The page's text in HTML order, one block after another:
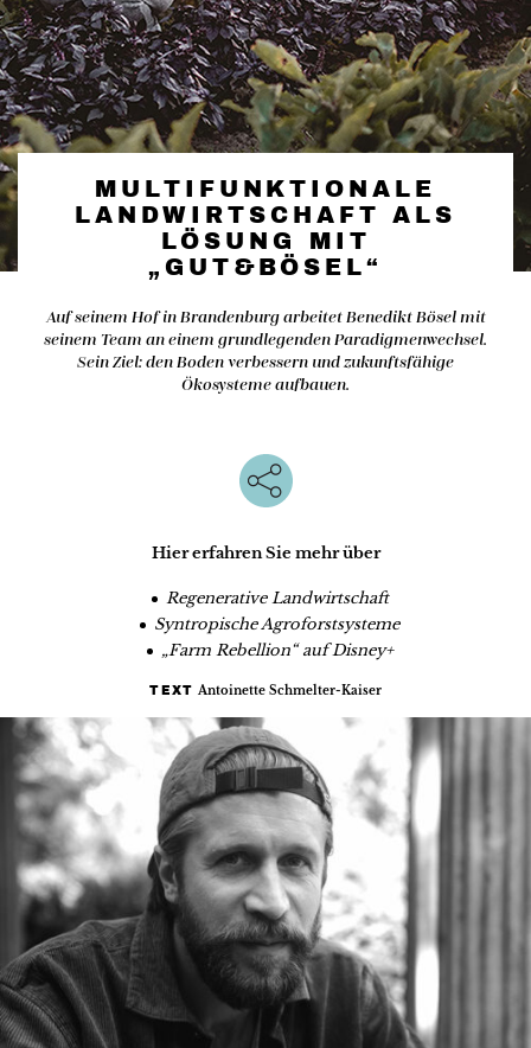
MULTIFUNKTIONALE
LANDWIRTSCHAFT ALS
LÖSUNG MIT
„GUT&BÖSEL“
Auf seinem Hof in Brandenburg arbeitet Benedikt Bösel mit
seinem Team an einem grundlegenden Paradigmenwechsel.
Sein Ziel: den Boden verbessern und zukunftsfähige
Ökosysteme aufbauen.
Hier erfahren Sie mehr über
Regenerative Landwirtschaft
Syntropische Agroforstsysteme
„Farm Rebellion“ auf Disney+
TEXT Antoinette Schmelter-Kaiser